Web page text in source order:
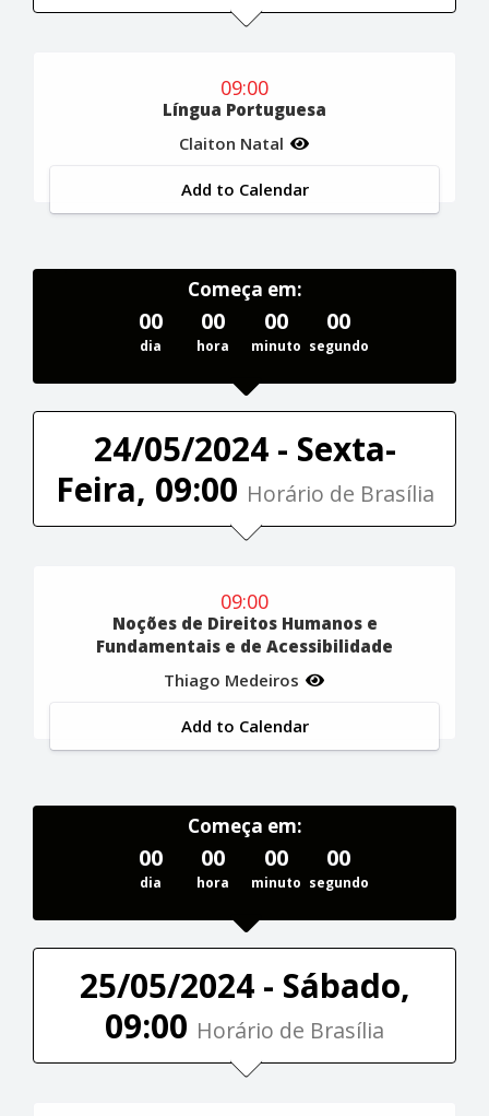
09:00
Língua Portuguesa
Claiton Natal
Add to Calendar
Começa em:
00
dia
00
hora
00
minuto
00
segundo
24/05/2024 - Sexta-
Feira, 09:00 Horário de Brasília
09:00
Noções de Direitos Humanos e
Fundamentais e de Acessibilidade
Thiago Medeiros
Add to Calendar
Começa em:
00
dia
00
hora
00
minuto
00
segundo
25/05/2024 - Sábado,
09:00 Horário de Brasília